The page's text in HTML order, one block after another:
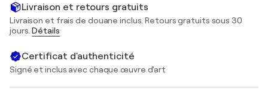
Livraison et retours gratuits
Livraison et frais de douane inclus. Retours gratuits sous 30
jours.Détails
Certificat d'authenticité
Signé et inclus avec chaque œuvre d'art